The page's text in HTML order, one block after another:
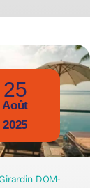
25
Août
2025
Girardin DOM-